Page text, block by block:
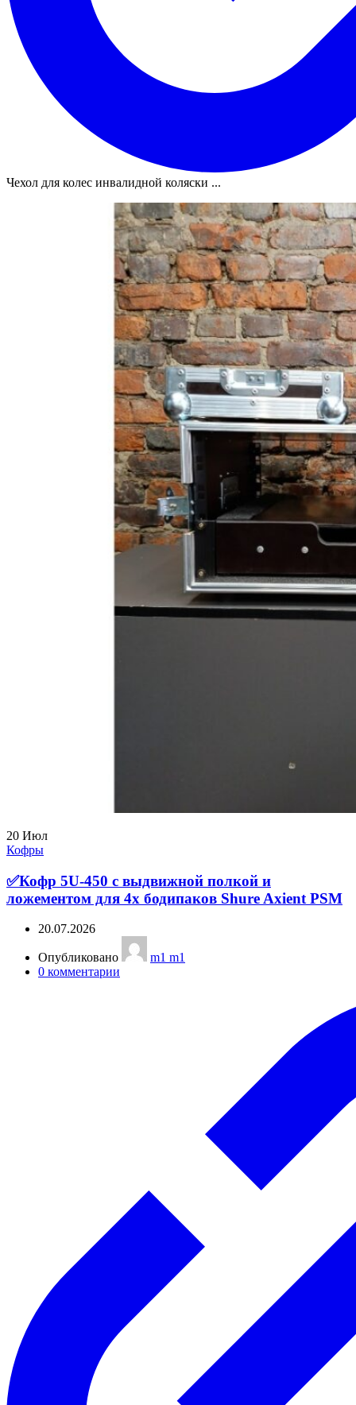
Чехол для колес инвалидной коляски ...
20 Июл
Кофры
✅Кофр 5U-450 с выдвижной полкой и
ложементом для 4х бодипаков Shure Axient PSM
20.07.2026
Опубликовано
m1 m1
0 комментарии